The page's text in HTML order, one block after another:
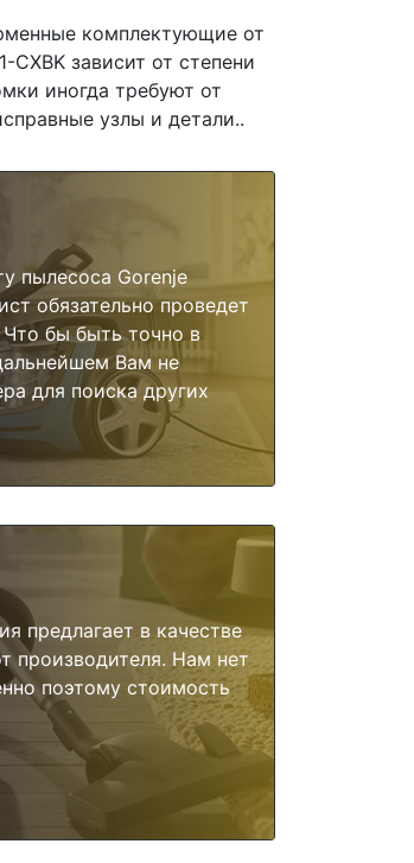
комплектующие от
зависит от степени
иногда требуют от
узлы и детали..
пылесоса Gorenje
обязательно проведет
Что бы быть точно в
Вам не
для поиска других
предлагает в качестве
производителя. Нам нет
поэтому стоимость